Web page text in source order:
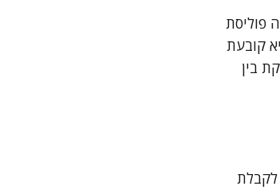
פוליסת
קובעת
בין
לקבלת